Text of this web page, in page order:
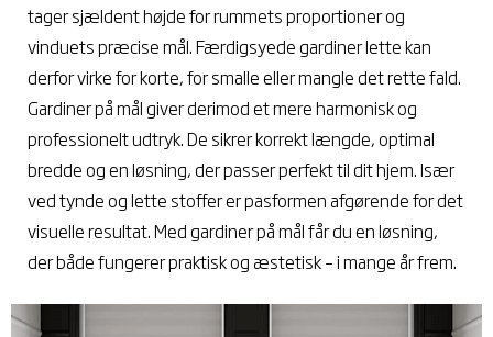
tager sjældent højde for rummets proportioner og
vinduets præcise mål. Færdigsyede gardiner lette kan
derfor virke for korte, for smalle eller mangle det rette fald.
Gardiner på mål giver derimod et mere harmonisk og
professionelt udtryk. De sikrer korrekt længde, optimal
bredde og en løsning, der passer perfekt til dit hjem. Især
ved tynde og lette stoffer er pasformen afgørende for det
visuelle resultat. Med gardiner på mål får du en løsning,
der både fungerer praktisk og æstetisk – i mange år frem.